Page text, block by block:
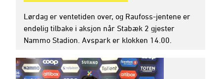
Lørdag er ventetiden over, og Raufoss-jentene er
endelig tilbake i aksjon når Stabæk 2 gjester
Nammo Stadion. Avspark er klokken 14.00.